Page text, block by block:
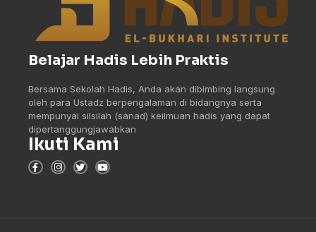
Belajar Hadis Lebih Praktis
Bersama Sekolah Hadis, Anda akan dibimbing langsung
oleh para Ustadz berpengalaman di bidangnya serta
mempunyai silsilah (sanad) keilmuan hadis yang dapat
dipertanggungjawabkan
Ikuti Kami